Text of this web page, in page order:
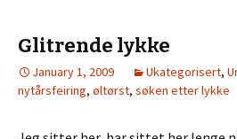
Glitrende lykke
January 1, 2009 Ukategorisert,
nytårsfeiring, øltørst, søken etter lykke